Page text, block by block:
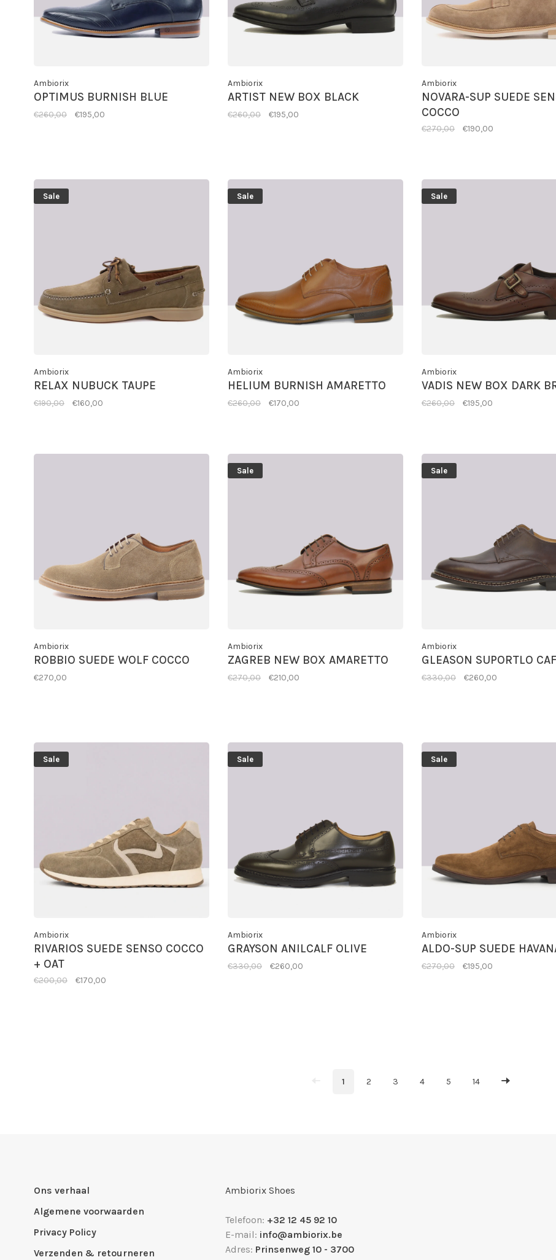
Ambiorix
OPTIMUS BURNISH BLUE
€260,00 €195,00
Ambiorix
ARTIST NEW BOX BLACK
€260,00 €195,00
Ambiorix
NOVARA-SUP SUEDE
COCCO
€270,00 €190,00
Sale
Ambiorix
RELAX NUBUCK TAUPE
€190,00 €160,00
Sale
Ambiorix
HELIUM BURNISH AMARETTO
€260,00 €170,00
Sale
Ambiorix
VADIS NEW BOX DARK
€260,00 €195,00
Ambiorix
ROBBIO SUEDE WOLF COCCO
€270,00
Sale
Ambiorix
ZAGREB NEW BOX AMARETTO
€270,00 €210,00
Sale
Ambiorix
GLEASON SUPORTLO
€330,00 €260,00
Sale
Ambiorix
RIVARIOS SUEDE SENSO COCCO
+ OAT
€200,00 €170,00
Sale
Ambiorix
GRAYSON ANILCALF OLIVE
€330,00 €260,00
Sale
Ambiorix
ALDO-SUP SUEDE
€270,00 €195,00
1 2 3 4 5 14
Ons verhaal
Algemene voorwaarden
Privacy Policy
Verzenden & retourneren
Ambiorix Shoes
Telefoon: +32 12 45 92 10
E-mail: info@ambiorix.be
Adres: Prinsenweg 10 - 3700